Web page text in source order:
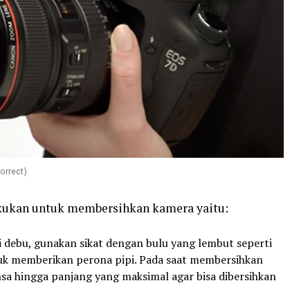
untuk membersihkan kamera yaitu:
gunakan sikat dengan bulu yang lembut seperti
memberikan perona pipi. Pada saat membersihkan
hingga panjang yang maksimal agar bisa dibersihkan